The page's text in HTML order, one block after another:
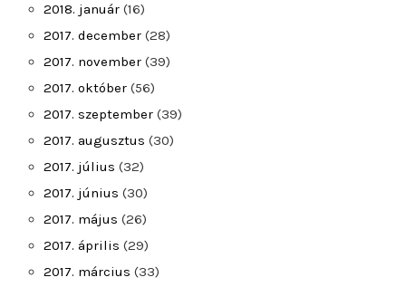
2018. január (16)
2017. december (28)
2017. november (39)
2017. október (56)
2017. szeptember (39)
2017. augusztus (30)
2017. július (32)
2017. június (30)
2017. május (26)
2017. április (29)
2017. március (33)